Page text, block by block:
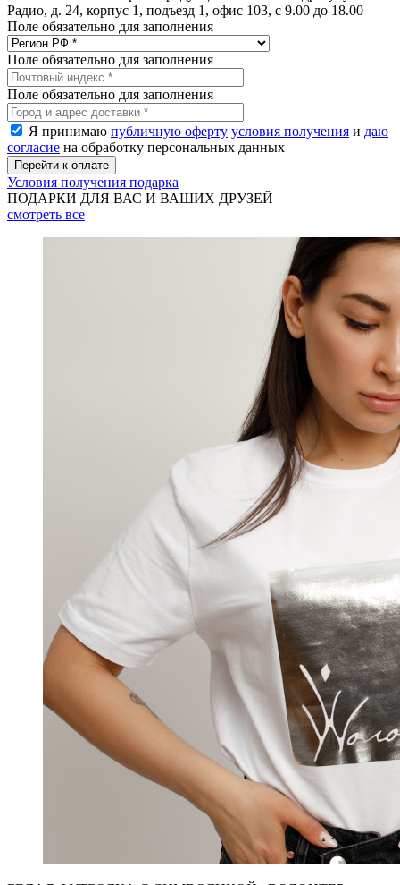
Радио, д. 24, корпус 1, подъезд 1, офис 103, с 9.00 до 18.00
Поле обязательно для заполнения
Поле обязательно для заполнения
Поле обязательно для заполнения
Я принимаю публичную оферту условия получения и даю
согласие на обработку персональных данных
Условия получения подарка
ПОДАРКИ ДЛЯ ВАС И ВАШИХ ДРУЗЕЙ
смотреть все